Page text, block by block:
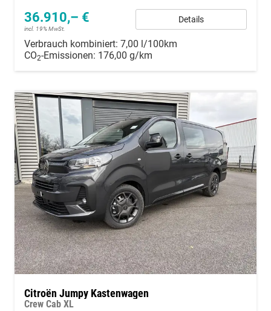
36.910,– €
incl. 19% MwSt.
Details
Verbrauch kombiniert: 7,00 l/100km
CO2-Emissionen: 176,00 g/km
Citroën Jumpy Kastenwagen
Crew Cab XL